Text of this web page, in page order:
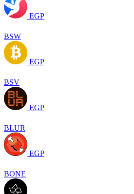
EGP
BSW
EGP
BSV
EGP
BLUR
EGP
BONE